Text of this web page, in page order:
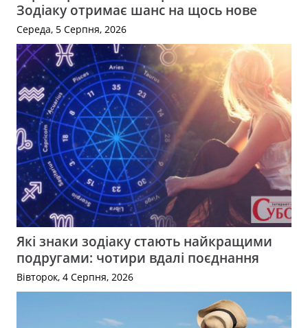
Зодіаку отримає шанс на щось нове
Середа, 5 Серпня, 2026
Які знаки зодіаку стають найкращими
подругами: чотири вдалі поєднання
Вівторок, 4 Серпня, 2026